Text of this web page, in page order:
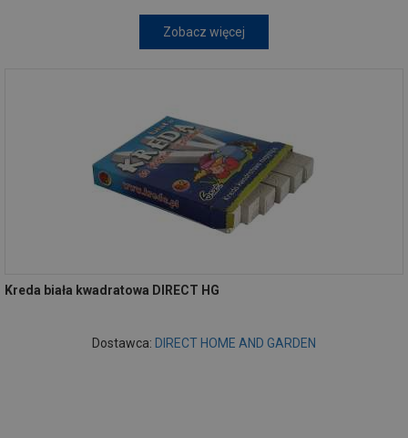
Zobacz więcej
Kreda biała kwadratowa DIRECT HG
Dostawca: DIRECT HOME AND GARDEN